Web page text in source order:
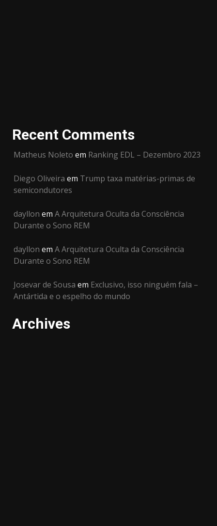
Recent Comments
Matheus Noleto em Ranking EDL – Dezembro 2023
Diego Oliveira em Trump taxa matérias-primas de
semicondutores
dayllon em A Arquitetura Oculta da Consciência
Durante o Sono REM
dayllon em A Arquitetura Oculta da Consciência
Durante o Sono REM
Josevar de Sousa em Exclusivo, isso ninguém fala –
Antártida e o espelho do mundo
Archives